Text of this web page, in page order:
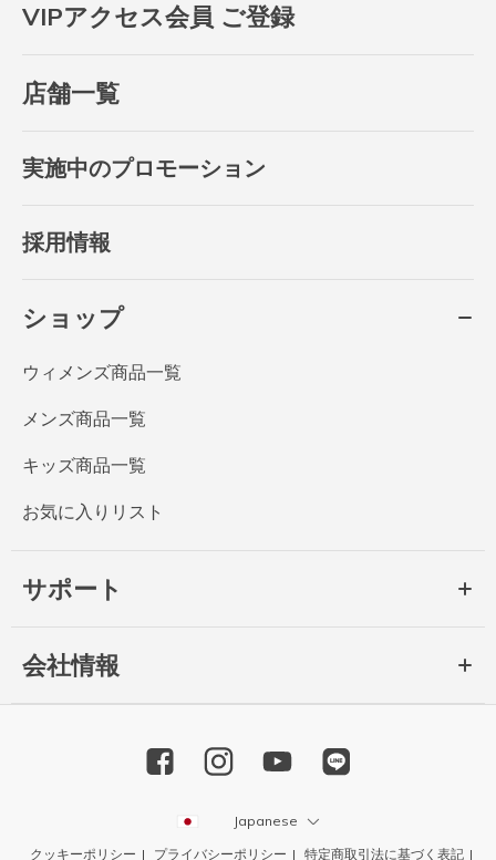
VIPアクセス会員 ご登録
店舗一覧
実施中のプロモーション
採用情報
ショップ
ウィメンズ商品一覧
メンズ商品一覧
キッズ商品一覧
お気に入りリスト
サポート
会社情報
Japanese
クッキーポリシー プライバシーポリシー 特定商取引法に基づく表記